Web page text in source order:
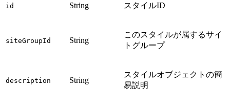
id String スタイルID
siteGroupId String
このスタイルが属するサイ
トグループ
description String
スタイルオブジェクトの簡
易説明